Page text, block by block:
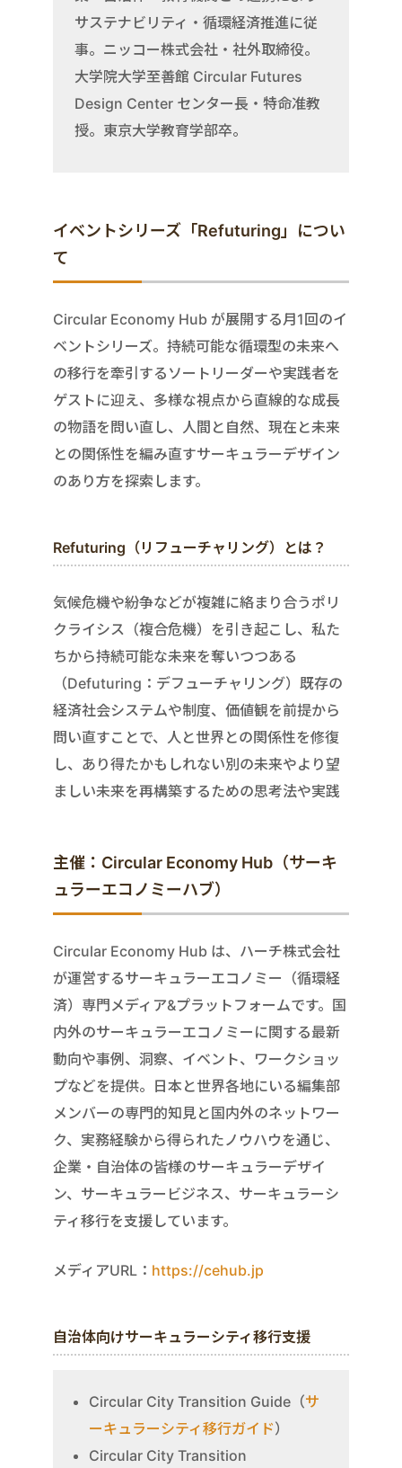
サステナビリティ・循環経済推進に従
事。ニッコー株式会社・社外取締役。
大学院大学至善館 Circular Futures
Design Center センター長・特命准教
授。東京大学教育学部卒。
イベントシリーズ「Refuturing」につい
て
Circular Economy Hub が展開する月1回のイ
ベントシリーズ。持続可能な循環型の未来へ
の移行を牽引するソートリーダーや実践者を
ゲストに迎え、多様な視点から直線的な成長
の物語を問い直し、人間と自然、現在と未来
との関係性を編み直すサーキュラーデザイン
のあり方を探索します。
Refuturing（リフューチャリング）とは？
気候危機や紛争などが複雑に絡まり合うポリ
クライシス（複合危機）を引き起こし、私た
ちから持続可能な未来を奪いつつある
（Defuturing：デフューチャリング）既存の
経済社会システムや制度、価値観を前提から
問い直すことで、人と世界との関係性を修復
し、あり得たかもしれない別の未来やより望
ましい未来を再構築するための思考法や実践
主催：Circular Economy Hub（サーキ
ュラーエコノミーハブ）
Circular Economy Hub は、ハーチ株式会社
が運営するサーキュラーエコノミー（循環経
済）専門メディア&プラットフォームです。国
内外のサーキュラーエコノミーに関する最新
動向や事例、洞察、イベント、ワークショッ
プなどを提供。日本と世界各地にいる編集部
メンバーの専門的知見と国内外のネットワー
ク、実務経験から得られたノウハウを通じ、
企業・自治体の皆様のサーキュラーデザイ
ン、サーキュラービジネス、サーキュラーシ
ティ移行を支援しています。
メディアURL： https://cehub.jp
自治体向けサーキュラーシティ移行支援
Circular City Transition Guide（サ
ーキュラーシティ移行ガイド）
Circular City Transition